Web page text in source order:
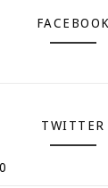
FACEBOOK
TWITTER